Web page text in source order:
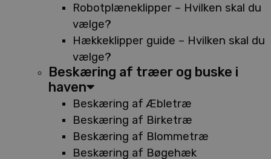
Robotplæneklipper – Hvilken skal du
vælge?
Hækkeklipper guide – Hvilken skal du
vælge?
Beskæring af træer og buske i
haven
Beskæring af Æbletræ
Beskæring af Birketræ
Beskæring af Blommetræ
Beskæring af Bøgehæk